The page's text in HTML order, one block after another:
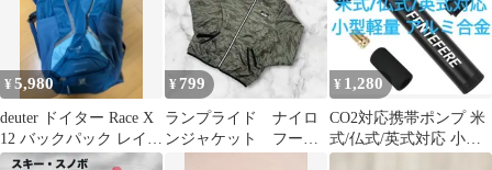
¥5,980
deuter ドイター Race X
12 バックパック レイン
カバー付
¥ 799
ランプライド ナイロ
ンジャケット フード
¥ 1,280
CO2対応携帯ポンプ 米
式/仏式/英式対応 小型
軽量 アルミ合金製 ブラ